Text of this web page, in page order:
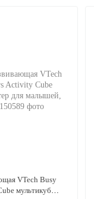
VTech Busy
мультикуб